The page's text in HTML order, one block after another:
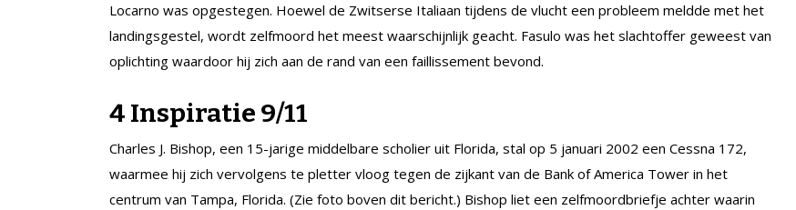
Locarno was opgestegen. Hoewel de Zwitserse Italiaan tijdens de vlucht een probleem meldde met het
landingsgestel, wordt zelfmoord het meest waarschijnlijk geacht. Fasulo was het slachtoffer geweest van
oplichting waardoor hij zich aan de rand van een faillissement bevond.
4 Inspiratie 9/11
Charles J. Bishop, een 15-jarige middelbare scholier uit ­Florida, stal op 5 januari 2002 een Cessna 172,
waarmee hij zich vervolgens te pletter vloog tegen de zijkant van de Bank of America Tower in het
centrum van Tampa, Florida. (Zie foto boven dit bericht.) Bishop liet een zelfmoordbriefje achter waarin